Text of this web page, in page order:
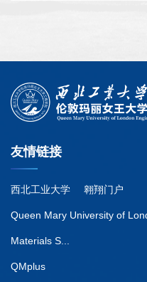
友情链接
西北工业大学 翱翔门户
Queen Mary University of
Materials S...
QMplus